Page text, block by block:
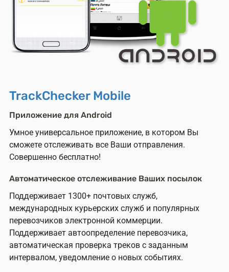
TrackChecker Mobile
Приложение для Android
Умное универсальное приложение, в котором Вы
сможете отслеживать все Ваши отправления.
Совершенно бесплатно!
Автоматическое отслеживание Ваших посылок
Поддерживает 1300+ почтовых служб,
международных курьерских служб и популярных
перевозчиков электронной коммерции.
Поддерживает автоопределение перевозчика,
автоматическая проверка треков с заданным
интервалом, уведомление о новых событиях.